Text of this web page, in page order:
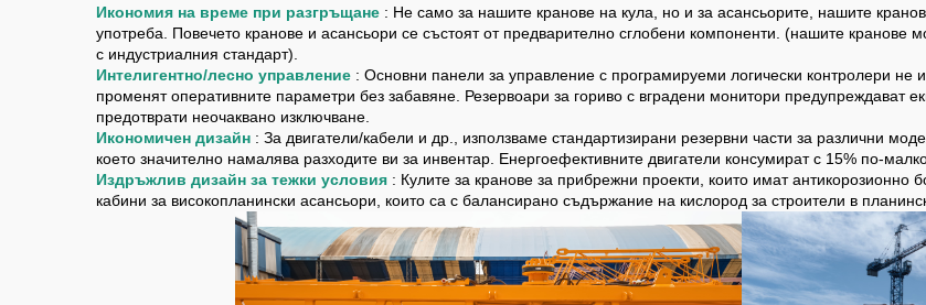
Икономия на време при разгръщане : Не само за нашите кранове на кула, но и за асансьорите, нашите
употреба. Повечето кранове и асансьори се състоят от предварително сглобени компоненти. (нашите кранове
с индустриалния стандарт).
Интелигентно/лесно управление : Основни панели за управление с програмируеми логически контролери не
променят оперативните параметри без забавяне. Резервоари за гориво с вградени монитори предупреждават
предотврати неочаквано изключване.
Икономичен дизайн : За двигатели/кабели и др., използваме стандартизирани резервни части за различни
което значително намалява разходите ви за инвентар. Енергоефективните двигатели консумират с 15% по-
Издръжлив дизайн за тежки условия : Кулите за кранове за прибрежни проекти, които имат антикорозионно
кабини за високопланински асансьори, които са с балансирано съдържание на кислород за строители в